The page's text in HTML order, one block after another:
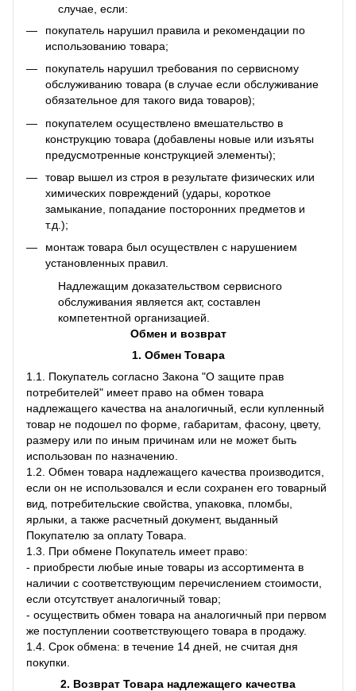
случае, если:
покупатель нарушил правила и рекомендации по
использованию товара;
покупатель нарушил требования по сервисному
обслуживанию товара (в случае если обслуживание
обязательное для такого вида товаров);
покупателем осуществлено вмешательство в
конструкцию товара (добавлены новые или изъяты
предусмотренные конструкцией элементы);
товар вышел из строя в результате физических или
химических повреждений (удары, короткое
замыкание, попадание посторонних предметов и
т.д.);
монтаж товара был осуществлен с нарушением
установленных правил.
Надлежащим доказательством сервисного
обслуживания является акт, составлен
компетентной организацией.
Обмен и возврат
1. Обмен Товара
1.1. Покупатель согласно Закона "О защите прав
потребителей" имеет право на обмен товара
надлежащего качества на аналогичный, если купленный
товар не подошел по форме, габаритам, фасону, цвету,
размеру или по иным причинам или не может быть
использован по назначению.
1.2. Обмен товара надлежащего качества производится,
если он не использовался и если сохранен его товарный
вид, потребительские свойства, упаковка, пломбы,
ярлыки, а также расчетный документ, выданный
Покупателю за оплату Товара.
1.3. При обмене Покупатель имеет право:
- приобрести любые иные товары из ассортимента в
наличии с соответствующим перечислением стоимости,
если отсутствует аналогичный товар;
- осуществить обмен товара на аналогичный при первом
же поступлении соответствующего товара в продажу.
1.4. Срок обмена: в течение 14 дней, не считая дня
покупки.
2. Возврат Товара надлежащего качества